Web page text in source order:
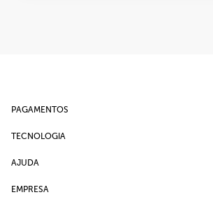
PAGAMENTOS
Pix
TECNOLOGIA
Split de Pagamento
AJUDA
Ajuda
EMPRESA